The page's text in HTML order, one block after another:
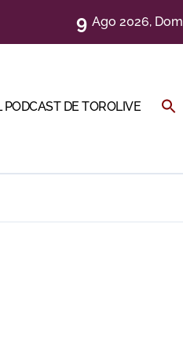
9 Ago 2026, Dom
PODCAST DE TOROLIVE